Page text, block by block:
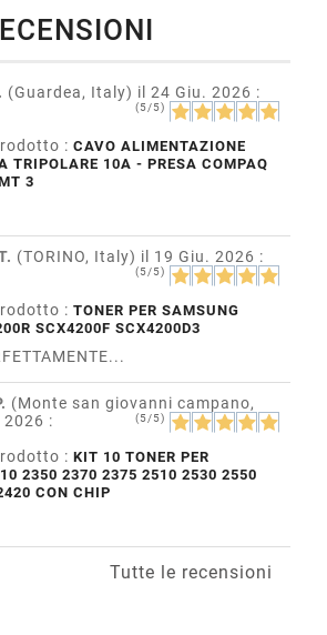
(Guardea, Italy) il 24 Giu. 2026 :
(5/5)
: CAVO ALIMENTAZIONE
TRIPOLARE 10A - PRESA COMPAQ
3
(TORINO, Italy) il 19 Giu. 2026 :
(5/5)
: TONER PER SAMSUNG
SCX4200F SCX4200D3
(Monte san giovanni campano,
2026 : (5/5)
: KIT 10 TONER PER
2350 2370 2375 2510 2530 2550
CON CHIP
Tutte le recensioni